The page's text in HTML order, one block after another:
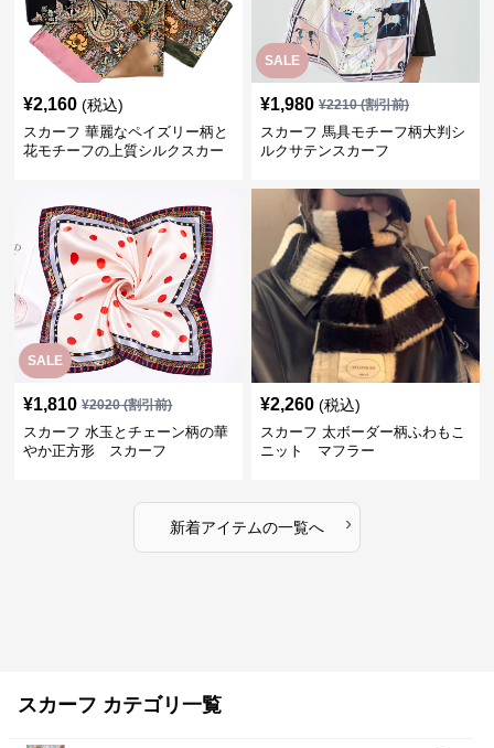
¥2,160 (税込)
スカーフ 華麗なペイズリー柄と
花モチーフの上質シルクスカー
SALE
¥1,980 ¥2210(割引前)
スカーフ 馬具モチーフ柄大判シ
ルクサテンスカーフ
SALE
¥1,810 ¥2020(割引前)
スカーフ 水玉とチェーン柄の華
やか正方形 スカーフ
¥2,260 (税込)
スカーフ 太ボーダー柄ふわもこ
ニット マフラー
新着アイテムの一覧へ ›
スカーフ カテゴリ一覧